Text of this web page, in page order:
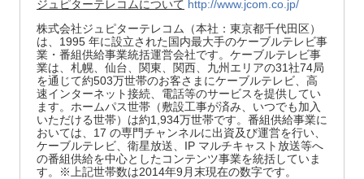
ジュピターテレコムについて http://www.jcom.co.jp/
株式会社ジュピターテレコム（本社：東京都千代田区）
は、1995 年に設立された国内最大手のケーブルテレビ事
業・番組供給事業統括運営会社です。ケーブルテレビ事
業は、札幌、仙台、関東、関西、九州エリアの31社74局
を通じて約503万世帯のお客さまにケーブルテレビ、高
速インターネット接続、電話等のサービスを提供してい
ます。ホームパス世帯（敷設工事が済み、いつでも加入
いただける世帯）は約1,934万世帯です。番組供給事業に
おいては、17 の専門チャンネルに出資及び運営を行い、
ケーブルテレビ、衛星放送、IP マルチキャスト放送等へ
の番組供給を中心としたコンテンツ事業を統括していま
す。※上記世帯数は2014年9月末現在の数字です。